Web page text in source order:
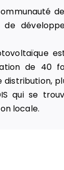
de 40
qui se
locale.